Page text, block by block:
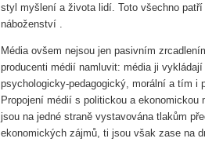
styl myšlení a života lidí. Toto všechno
náboženství .
Média ovšem nejsou jen pasivním
producenti médií namluvit: média ji
psychologicky-pedagogický, morální a tím
Propojení médií s politickou a
jsou na jedné straně vystavována tlakům
ekonomických zájmů, ti jsou však zase na